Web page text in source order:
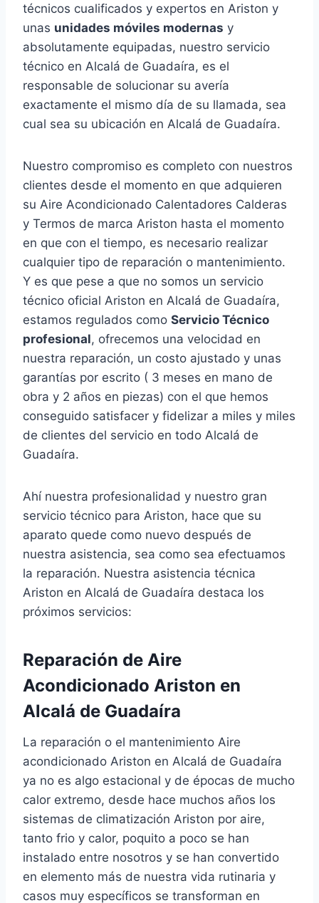
técnicos cualificados y expertos en Ariston y
unas unidades móviles modernas y
absolutamente equipadas, nuestro servicio
técnico en Alcalá de Guadaíra, es el
responsable de solucionar su avería
exactamente el mismo día de su llamada, sea
cual sea su ubicación en Alcalá de Guadaíra.
Nuestro compromiso es completo con nuestros
clientes desde el momento en que adquieren
su Aire Acondicionado Calentadores Calderas
y Termos de marca Ariston hasta el momento
en que con el tiempo, es necesario realizar
cualquier tipo de reparación o mantenimiento.
Y es que pese a que no somos un servicio
técnico oficial Ariston en Alcalá de Guadaíra,
estamos regulados como Servicio Técnico
profesional, ofrecemos una velocidad en
nuestra reparación, un costo ajustado y unas
garantías por escrito ( 3 meses en mano de
obra y 2 años en piezas) con el que hemos
conseguido satisfacer y fidelizar a miles y miles
de clientes del servicio en todo Alcalá de
Guadaíra.
Ahí nuestra profesionalidad y nuestro gran
servicio técnico para Ariston, hace que su
aparato quede como nuevo después de
nuestra asistencia, sea como sea efectuamos
la reparación. Nuestra asistencia técnica
Ariston en Alcalá de Guadaíra destaca los
próximos servicios:
Reparación de Aire
Acondicionado Ariston en
Alcalá de Guadaíra
La reparación o el mantenimiento Aire
acondicionado Ariston en Alcalá de Guadaíra
ya no es algo estacional y de épocas de mucho
calor extremo, desde hace muchos años los
sistemas de climatización Ariston por aire,
tanto frio y calor, poquito a poco se han
instalado entre nosotros y se han convertido
en elemento más de nuestra vida rutinaria y
casos muy específicos se transforman en